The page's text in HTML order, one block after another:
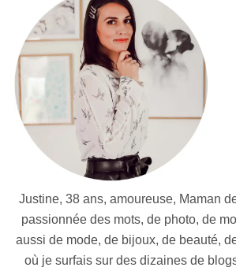
Justine, 38 ans, amoureuse, Maman
passionnée des mots, de photo, de
aussi de mode, de bijoux, de beauté,
où je surfais sur des dizaines de